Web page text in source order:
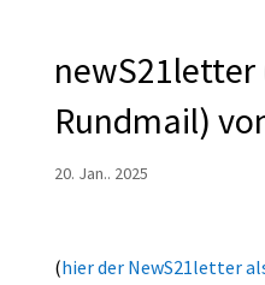
newS21letter
Rundmail)
20. Jan.. 2025
(hier der NewS21letter